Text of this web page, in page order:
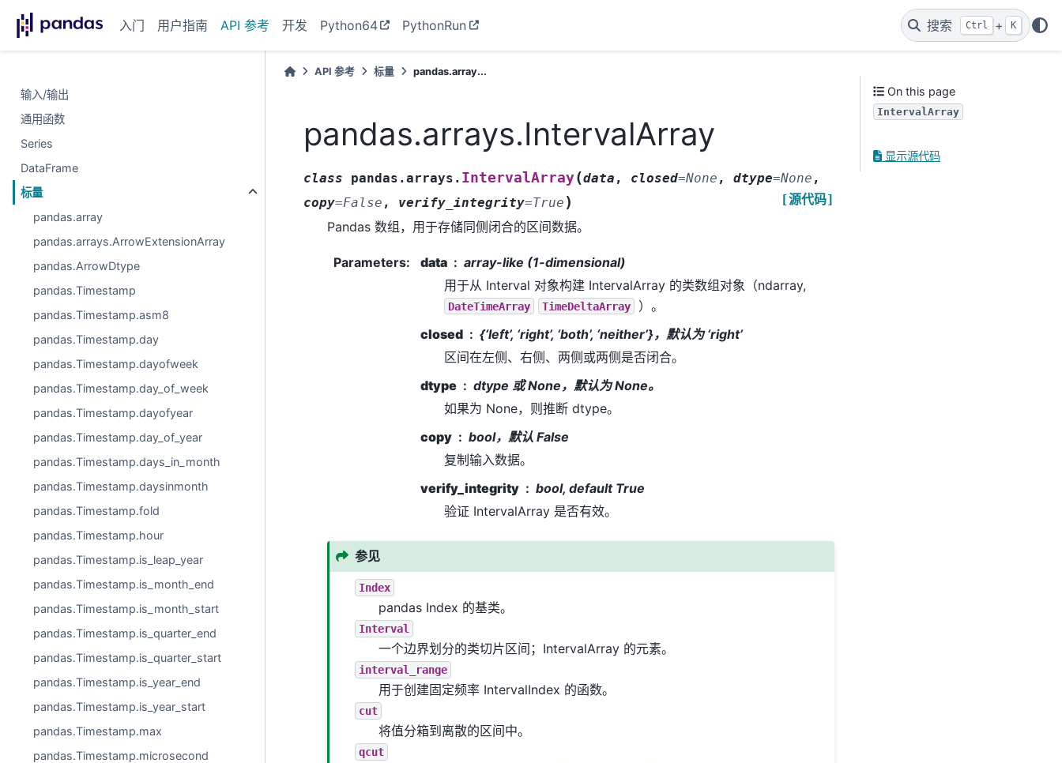
入门 用户指南 API 参考 开发 Python64 PythonRun 搜索 Ctrl + K
输入/输出
通用函数
Series
DataFrame
标量
pandas.array
pandas.arrays.ArrowExtensionArray
pandas.ArrowDtype
pandas.Timestamp
pandas.Timestamp.asm8
pandas.Timestamp.day
pandas.Timestamp.dayofweek
pandas.Timestamp.day_of_week
pandas.Timestamp.dayofyear
pandas.Timestamp.day_of_year
pandas.Timestamp.days_in_month
pandas.Timestamp.daysinmonth
pandas.Timestamp.fold
pandas.Timestamp.hour
pandas.Timestamp.is_leap_year
pandas.Timestamp.is_month_end
pandas.Timestamp.is_month_start
pandas.Timestamp.is_quarter_end
pandas.Timestamp.is_quarter_start
pandas.Timestamp.is_year_end
pandas.Timestamp.is_year_start
pandas.Timestamp.max
pandas.Timestamp.microsecond
API 参考 标量 pandas.array...
pandas.arrays.IntervalArray
class pandas.arrays. IntervalArray(data , closed=None , dtype=None ,
copy=False , verify_integrity=True ) [源代码]
Pandas 数组，用于存储同侧闭合的区间数据。
Parameters: data
array-like (1-dimensional)
用于从 Interval 对象构建 IntervalArray 的类数组对象（ndarray,
DateTimeArray TimeDeltaArray
）。
closed
{‘left’, ‘right’, ‘both’, ‘neither’}，默认为 ‘right’
区间在左侧、右侧、两侧或两侧是否闭合。
dtype
dtype 或 None，默认为 None。
如果为 None，则推断 dtype。
copy
bool，默认 False
复制输入数据。
verify_integrity
bool, default True
验证 IntervalArray 是否有效。
参见
Index
pandas Index 的基类。
Interval
一个边界划分的类切片区间；IntervalArray 的元素。
interval_range
用于创建固定频率 IntervalIndex 的函数。
cut
将值分箱到离散的区间中。
qcut
On this page
IntervalArray
显示源代码